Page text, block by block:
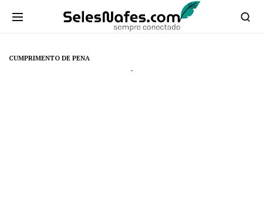
CUMPRIMENTO DE PENA